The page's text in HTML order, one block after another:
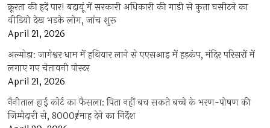
क्रूरता की हदें पार! बदायूं में सरकारी अधिकारी की गाड़ी से कुत्ता घसीटने का
वीडियो देख भड़के लोग, जांच शुरू
April 21, 2026
अल्मोड़ा: जागेश्वर धाम में हथियार लाने से एएसआइ में हड़कंप, मंदिर परिसरों में
लगाए गए चेतावनी पोस्टर
April 21, 2026
नैनीताल हाई कोर्ट का फैसला: पिता नहीं बच सकते बच्चे के भरण-पोषण की
जिम्मेदारी से, 8000₹/माह देने का निर्देश